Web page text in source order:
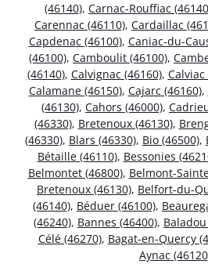
(46140), Carnac-Rouffiac
Carennac (46110), Cardaillac
Capdenac (46100), Caniac-du-
(46100), Camboulit (46100),
(46140), Calvignac (46160), Calviac
Calamane (46150), Cajarc (46160),
(46130), Cahors (46000),
(46330), Bretenoux (46130),
(46330), Blars (46330), Bio (46500),
Bétaille (46110), Bessonies
Belmontet (46800), Belmont-
Bretenoux (46130), Belfort-du-
(46140), Béduer (46100),
(46240), Bannes (46400),
Célé (46270), Bagat-en-Quercy
Aynac